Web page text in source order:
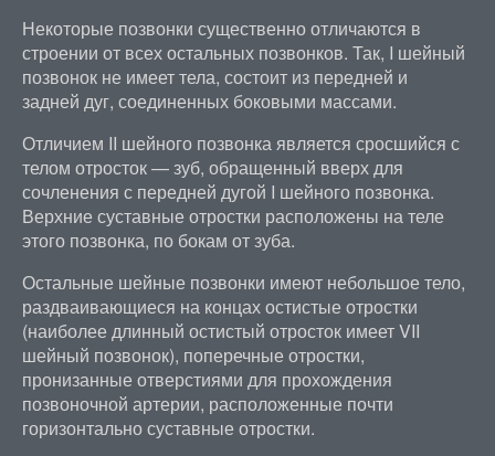
Некоторые позвонки существенно отличаются в
строении от всех остальных позвонков. Так, I шейный
позвонок не имеет тела, состоит из передней и
задней дуг, соединенных боковыми массами.
Отличием II шейного позвонка является сросшийся с
телом отросток — зуб, обращенный вверх для
сочленения с передней дугой I шейного позвонка.
Верхние суставные отростки расположены на теле
этого позвонка, по бокам от зуба.
Остальные шейные позвонки имеют небольшое тело,
раздваивающиеся на концах остистые отростки
(наиболее длинный остистый отросток имеет VII
шейный позвонок), поперечные отростки,
пронизанные отверстиями для прохождения
позвоночной артерии, расположенные почти
горизонтально суставные отростки.